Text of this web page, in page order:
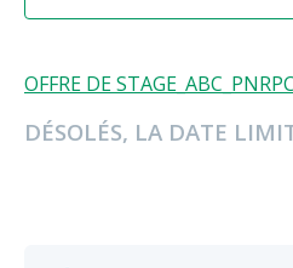
OFFRE DE
DÉSOLÉS, LA DATE